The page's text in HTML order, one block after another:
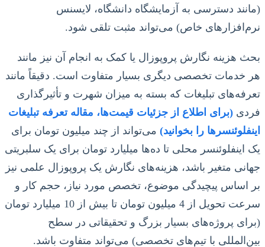
(مانند دسترسی به آزمایشگاه دانشگاه، لایسنس
نرم‌افزارهای خاص) می‌تواند مثبت تلقی شود.
بحث هزینه نگارش پروپوزال یا کمک به انجام آن نیز مانند
هر خدمات تخصصی دیگری بسیار متفاوت است. دقیقاً مانند
تعرفه‌های تبلیغات که بسته به میزان شهرت و تأثیرگذاری
فردی (برای اطلاع از جزئیات قیمت‌ها، مقاله تعرفه تبلیغات
اینفلوئنسرها را بخوانید) می‌تواند از چند میلیون تومان برای
یک اینفلوئنسر محلی تا ده‌ها میلیارد تومان برای یک سلبریتی
جهانی متغیر باشد، هزینه‌های نگارش یک پروپوزال علمی نیز
بر اساس پیچیدگی موضوع، تخصص مورد نیاز، حجم کار و
سرعت تحویل از 4 میلیون تومان تا بیش از 10 میلیارد تومان
(برای پروژه‌های بسیار بزرگ و تحقیقاتی در سطح
بین‌المللی با تیم‌های تخصصی) می‌تواند متفاوت باشد.